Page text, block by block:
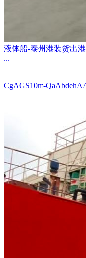
液体船-泰州港装货出港
...
CgAGS10m-